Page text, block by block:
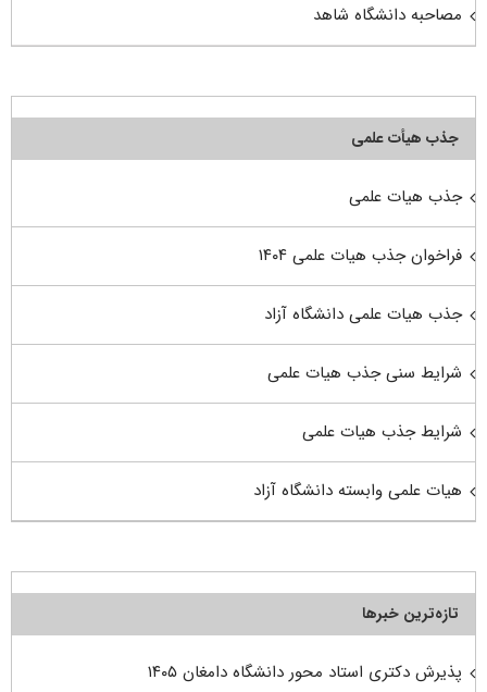
مصاحبه دانشگاه شاهد
جذب هیأت علمی
جذب هیات علمی
فراخوان جذب هیات علمی ۱۴۰۴
جذب هیات علمی دانشگاه آزاد
شرایط سنی جذب هیات علمی
شرایط جذب هیات علمی
هیات علمی وابسته دانشگاه آزاد
تازه‌ترین خبرها
پذیرش دکتری استاد محور دانشگاه دامغان ۱۴۰۵